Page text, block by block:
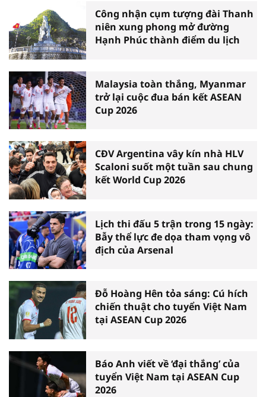
Công nhận cụm tượng đài Thanh
niên xung phong mở đường
Hạnh Phúc thành điểm du lịch
Malaysia toàn thắng, Myanmar
trở lại cuộc đua bán kết ASEAN
Cup 2026
CĐV Argentina vây kín nhà HLV
Scaloni suốt một tuần sau chung
kết World Cup 2026
Lịch thi đấu 5 trận trong 15 ngày:
Bẫy thể lực đe dọa tham vọng vô
địch của Arsenal
Đỗ Hoàng Hên tỏa sáng: Cú hích
chiến thuật cho tuyển Việt Nam
tại ASEAN Cup 2026
Báo Anh viết về ‘đại thắng’ của
tuyển Việt Nam tại ASEAN Cup
2026